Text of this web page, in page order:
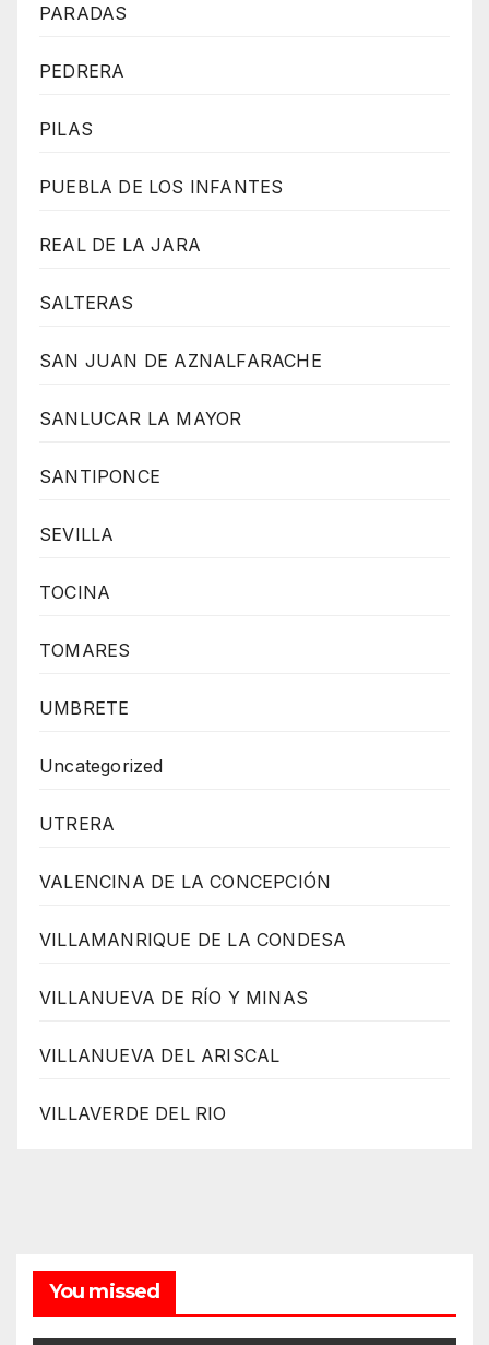
PARADAS
PEDRERA
PILAS
PUEBLA DE LOS INFANTES
REAL DE LA JARA
SALTERAS
SAN JUAN DE AZNALFARACHE
SANLUCAR LA MAYOR
SANTIPONCE
SEVILLA
TOCINA
TOMARES
UMBRETE
Uncategorized
UTRERA
VALENCINA DE LA CONCEPCIÓN
VILLAMANRIQUE DE LA CONDESA
VILLANUEVA DE RÍO Y MINAS
VILLANUEVA DEL ARISCAL
VILLAVERDE DEL RIO
You missed